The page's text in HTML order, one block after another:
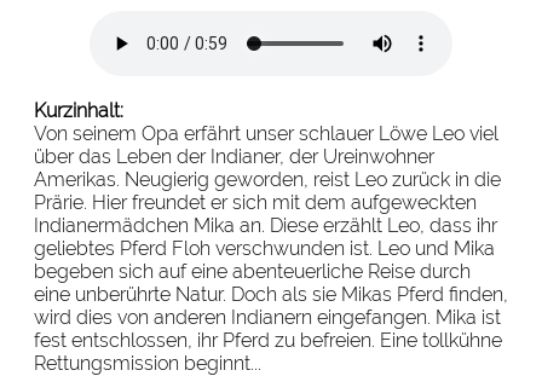
Kurzinhalt:
Von seinem Opa erfährt unser schlauer Löwe Leo viel
über das Leben der Indianer, der Ureinwohner
Amerikas. Neugierig geworden, reist Leo zurück in die
Prärie. Hier freundet er sich mit dem aufgeweckten
Indianermädchen Mika an. Diese erzählt Leo, dass ihr
geliebtes Pferd Floh verschwunden ist. Leo und Mika
begeben sich auf eine abenteuerliche Reise durch
eine unberührte Natur. Doch als sie Mikas Pferd finden,
wird dies von anderen Indianern eingefangen. Mika ist
fest entschlossen, ihr Pferd zu befreien. Eine tollkühne
Rettungsmission beginnt...